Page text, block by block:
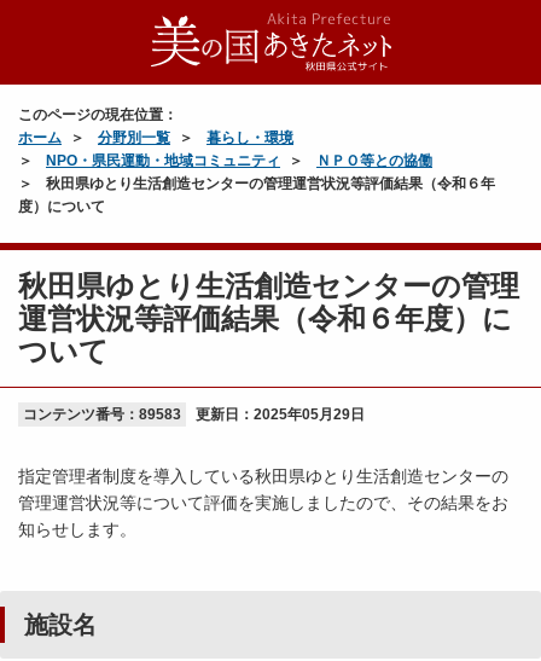
このページの現在位置：
ホーム
分野別一覧
暮らし・環境
NPO・県民運動・地域コミュニティ
ＮＰＯ等との協働
秋田県ゆとり生活創造センターの管理運営状況等評価結果（令和６年
度）について
秋田県ゆとり生活創造センターの管理
運営状況等評価結果（令和６年度）に
ついて
コンテンツ番号：89583 更新日： 2025年05月29日
指定管理者制度を導入している秋田県ゆとり生活創造センターの
管理運営状況等について評価を実施しましたので、その結果をお
知らせします。
施設名